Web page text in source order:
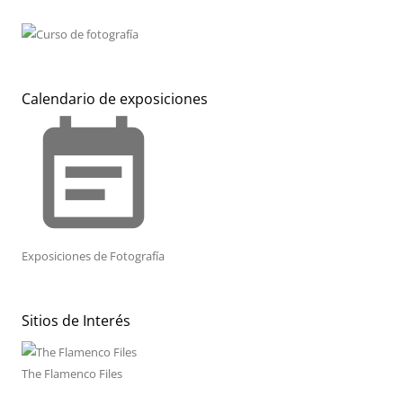
Calendario de exposiciones
event_note
Exposiciones de Fotografía
Sitios de Interés
The Flamenco Files